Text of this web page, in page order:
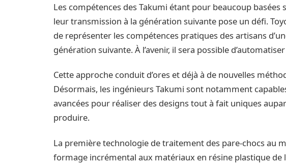
Les compétences des Takumi étant pour beaucoup basées
leur transmission à la génération suivante pose un défi.
de représenter les compétences pratiques des artisans
génération suivante. À l’avenir, il sera possible
Cette approche conduit d’ores et déjà à de nouvelles
Désormais, les ingénieurs Takumi sont notamment
avancées pour réaliser des designs tout à fait uniques
produire.
La première technologie de traitement des pare-chocs au
formage incrémental aux matériaux en résine plastique de